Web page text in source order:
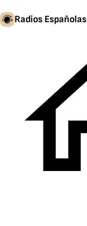
Radios Españolas